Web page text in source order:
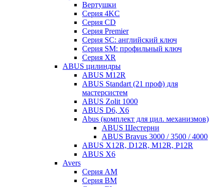
Вертушки
Серия 4KC
Серия CD
Серия Premier
Серия SC: английский ключ
Серия SM: профильный ключ
Серия XR
ABUS цилиндры
ABUS M12R
ABUS Standart (21 проф) для
мастерсистем
ABUS Zolit 1000
ABUS D6, X6
Abus (комплект для цил. механизмов)
ABUS Шестерни
ABUS Bravus 3000 / 3500 / 4000
ABUS X12R, D12R, M12R, P12R
ABUS X6
Avers
Серия AM
Серия BM